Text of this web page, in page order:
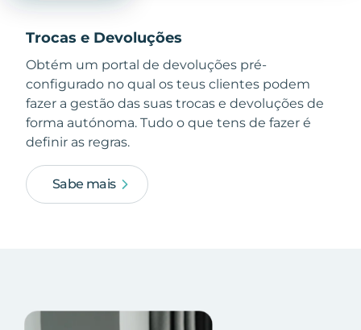
Trocas e Devoluções
Obtém um portal de devoluções pré-
configurado no qual os teus clientes podem
fazer a gestão das suas trocas e devoluções de
forma autónoma. Tudo o que tens de fazer é
definir as regras.
Sabe mais